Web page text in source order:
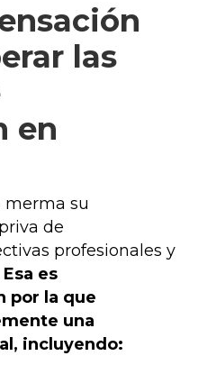
las
en
merma su
de
profesionales y
Esa es
por la que
una
incluyendo: